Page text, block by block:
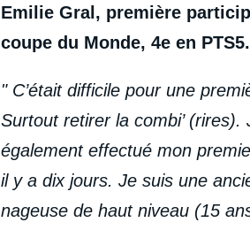
Emilie Gral, première
coupe du Monde, 4e en PTS5.
" C’était difficile pour une
Surtout retirer la combi’ (rires).
également effectué mon
il y a dix jours. Je suis une
nageuse de haut niveau (15